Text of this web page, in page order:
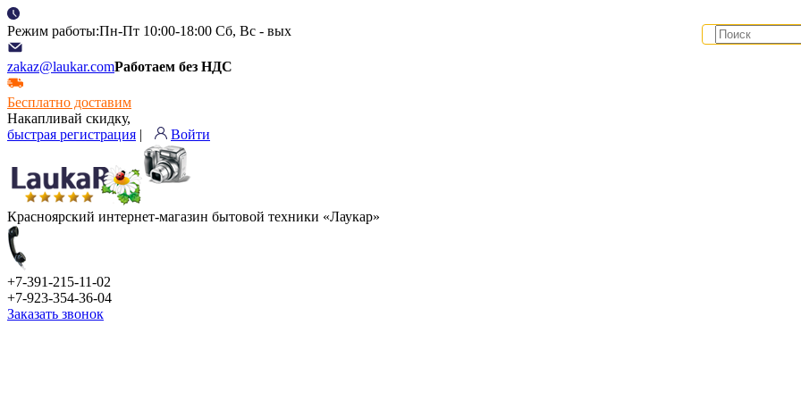
Режим работы:Пн-Пт 10:00-18:00 Сб, Вс - вых
zakaz@laukar.comРаботаем без НДС
Бесплатно доставим
Накапливай скидку,
быстрая регистрация | Войти
Красноярский интернет-магазин бытовой техники «Лаукар»
+7-391-215-11-02
+7-923-354-36-04
Заказать звонок